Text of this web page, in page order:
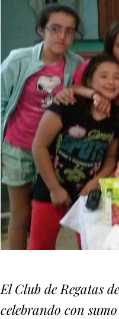
El Club de Regatas
celebrando con